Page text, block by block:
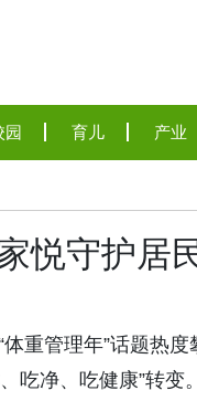
园 育儿 产业
悦守护居
体重管理年”话题热
吃净、吃健康”转变。